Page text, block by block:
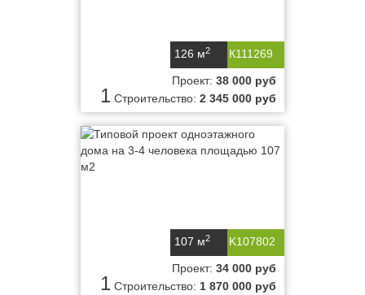
К111269
126 м2
1
Проект: 38 000 руб
Строительство: 2 345 000 руб
K107802
107 м2
1
Проект: 34 000 руб
Строительство: 1 870 000 руб